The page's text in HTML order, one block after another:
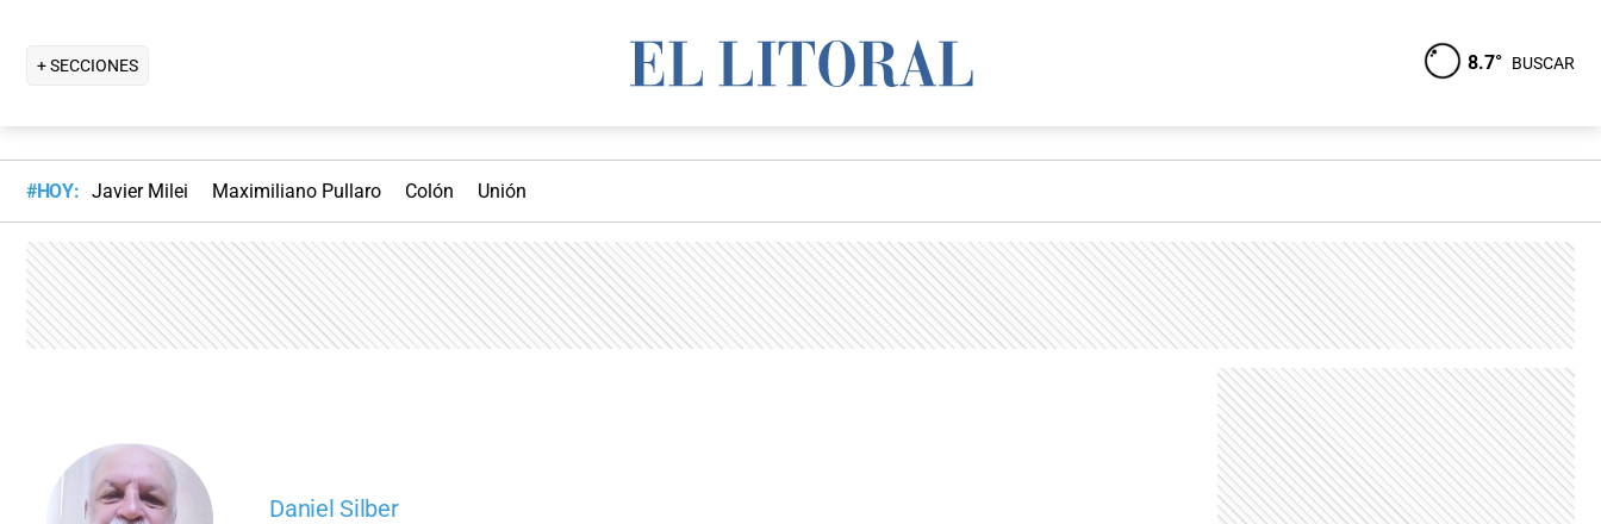
+ SECCIONES 8.7° BUSCAR
#HOY: Javier Milei Maximiliano Pullaro Colón Unión
Daniel Silber